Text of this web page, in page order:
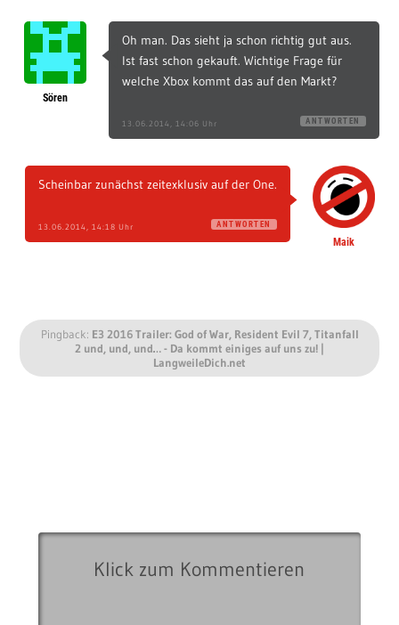
Sören
Oh man. Das sieht ja schon richtig gut aus.
Ist fast schon gekauft. Wichtige Frage für
welche Xbox kommt das auf den Markt?
13.06.2014, 14:06 Uhr ANTWORTEN
Maik
Scheinbar zunächst zeitexklusiv auf der One.
13.06.2014, 14:18 Uhr ANTWORTEN
Pingback: E3 2016 Trailer: God of War, Resident Evil 7, Titanfall
2 und, und, und… - Da kommt einiges auf uns zu! |
LangweileDich.net